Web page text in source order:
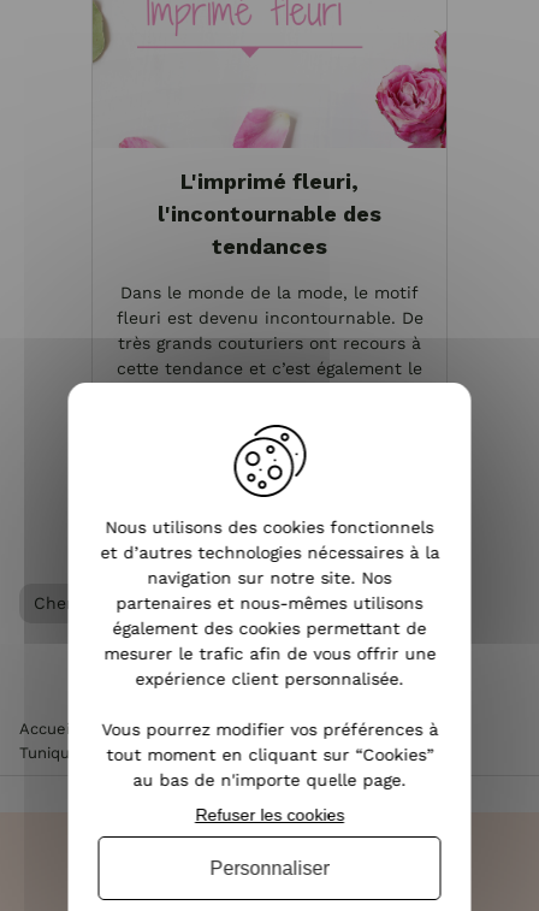
L'imprimé fleuri,
l'incontournable des
tendances
Dans le monde de la mode, le motif
fleuri est devenu incontournable. De
très grands couturiers ont recours à
cette tendance et c’est également le
la page, il vous fau...
VOIR L'ARTICLE
Chemisier / Blouse femme Vêtements femme
Accueil Vêtements femme >Chemisier / Blouse femme
Tunique marine grandes fleurs rouges et blanches
Nous utilisons des cookies fonctionnels
et d’autres technologies nécessaires à la
navigation sur notre site. Nos
partenaires et nous-mêmes utilisons
également des cookies permettant de
mesurer le trafic afin de vous offrir une
expérience client personnalisée.
Vous pourrez modifier vos préférences à
tout moment en cliquant sur “Cookies”
au bas de n'importe quelle page.
Refuser les cookies
Personnaliser